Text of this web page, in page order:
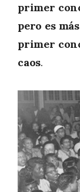
primer
pero es
primer
caos.